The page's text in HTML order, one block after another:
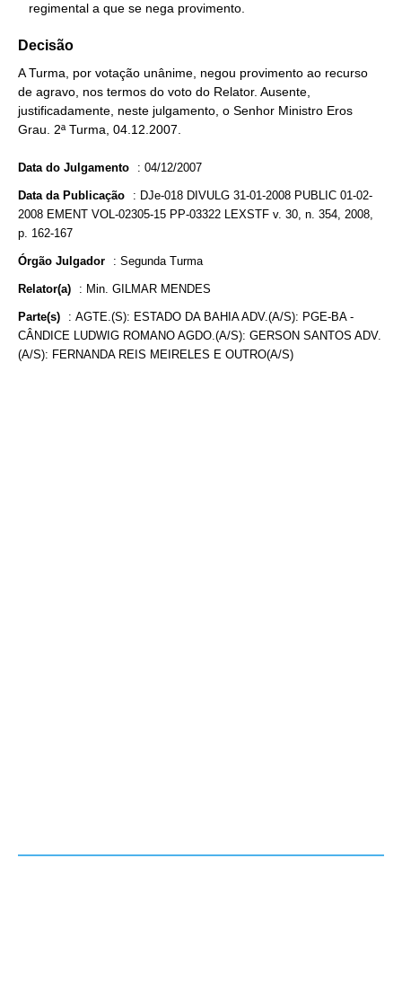
   regimental a que se nega provimento.
Decisão
A Turma, por votação unânime, negou provimento ao recurso
de agravo, nos termos do voto do Relator. Ausente,
justificadamente, neste julgamento, o Senhor Ministro Eros
Grau. 2ª Turma, 04.12.2007.
Data do Julgamento : 04/12/2007
Data da Publicação : DJe-018 DIVULG 31-01-2008 PUBLIC 01-02-
2008 EMENT VOL-02305-15 PP-03322 LEXSTF v. 30, n. 354, 2008,
p. 162-167
Órgão Julgador : Segunda Turma
Relator(a) : Min. GILMAR MENDES
Parte(s) : AGTE.(S): ESTADO DA BAHIA ADV.(A/S): PGE-BA -
CÂNDICE LUDWIG ROMANO AGDO.(A/S): GERSON SANTOS ADV.
(A/S): FERNANDA REIS MEIRELES E OUTRO(A/S)